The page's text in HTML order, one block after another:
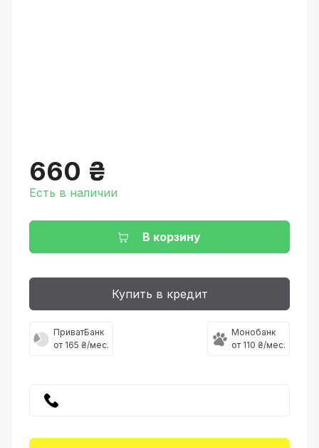
660 ₴
Есть в наличии
В корзину
Купить в кредит
ПриватБанк
от 165 ₴/мес.
Монобанк
от 110 ₴/мес.